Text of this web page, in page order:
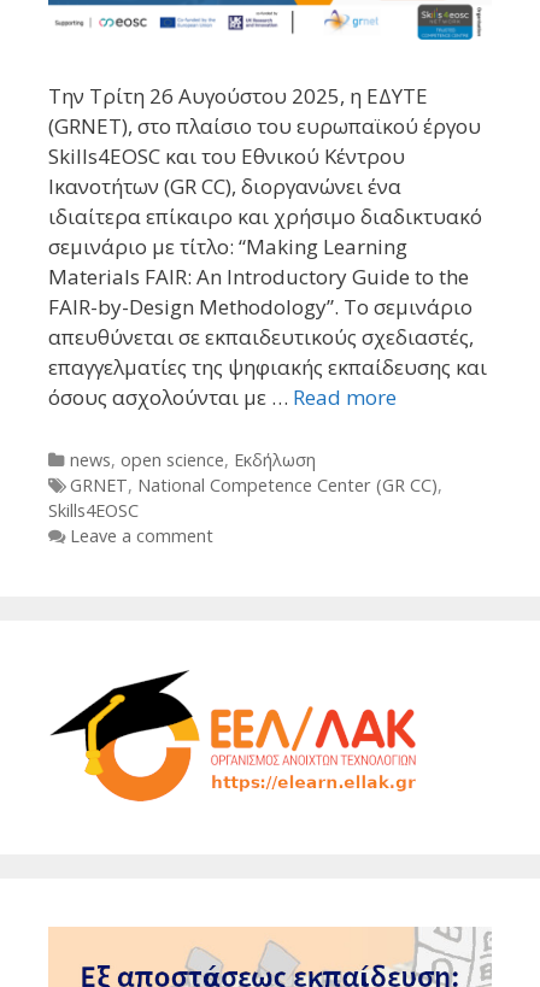
Την Τρίτη 26 Αυγούστου 2025, η ΕΔΥΤΕ
(GRNET), στο πλαίσιο του ευρωπαϊκού έργου
Skills4EOSC και του Εθνικού Κέντρου
Ικανοτήτων (GR CC), διοργανώνει ένα
ιδιαίτερα επίκαιρο και χρήσιμο διαδικτυακό
σεμινάριο με τίτλο: “Making Learning
Materials FAIR: An Introductory Guide to the
FAIR-by-Design Methodology”. Το σεμινάριο
απευθύνεται σε εκπαιδευτικούς σχεδιαστές,
επαγγελματίες της ψηφιακής εκπαίδευσης και
όσους ασχολούνται με … Read more
Categories
news, open science, Εκδήλωση
Tags
GRNET, National Competence Center (GR CC),
Skills4EOSC
Leave a comment